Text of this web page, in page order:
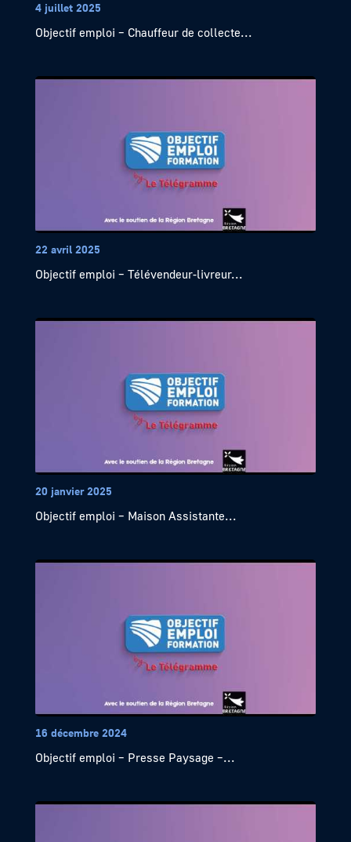
4 juillet 2025
Objectif emploi – Chauffeur de collecte...
22 avril 2025
Objectif emploi – Télévendeur-livreur...
20 janvier 2025
Objectif emploi – Maison Assistante...
16 décembre 2024
Objectif emploi – Presse Paysage –...